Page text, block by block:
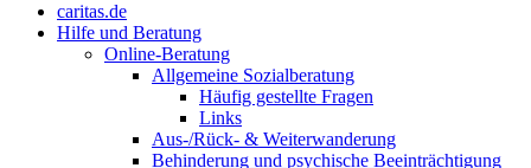
caritas.de
Hilfe und Beratung
Online-Beratung
Allgemeine Sozialberatung
Häufig gestellte Fragen
Links
Aus-/Rück- & Weiterwanderung
Behinderung und psychische Beeinträchtigung